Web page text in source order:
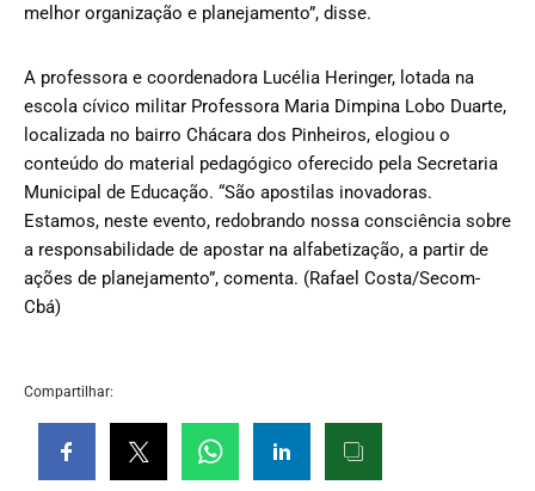
melhor organização e planejamento”, disse.
A professora e coordenadora Lucélia Heringer, lotada na
escola cívico militar Professora Maria Dimpina Lobo Duarte,
localizada no bairro Chácara dos Pinheiros, elogiou o
conteúdo do material pedagógico oferecido pela Secretaria
Municipal de Educação. “São apostilas inovadoras.
Estamos, neste evento, redobrando nossa consciência sobre
a responsabilidade de apostar na alfabetização, a partir de
ações de planejamento”, comenta. (Rafael Costa/Secom-
Cbá)
Compartilhar: